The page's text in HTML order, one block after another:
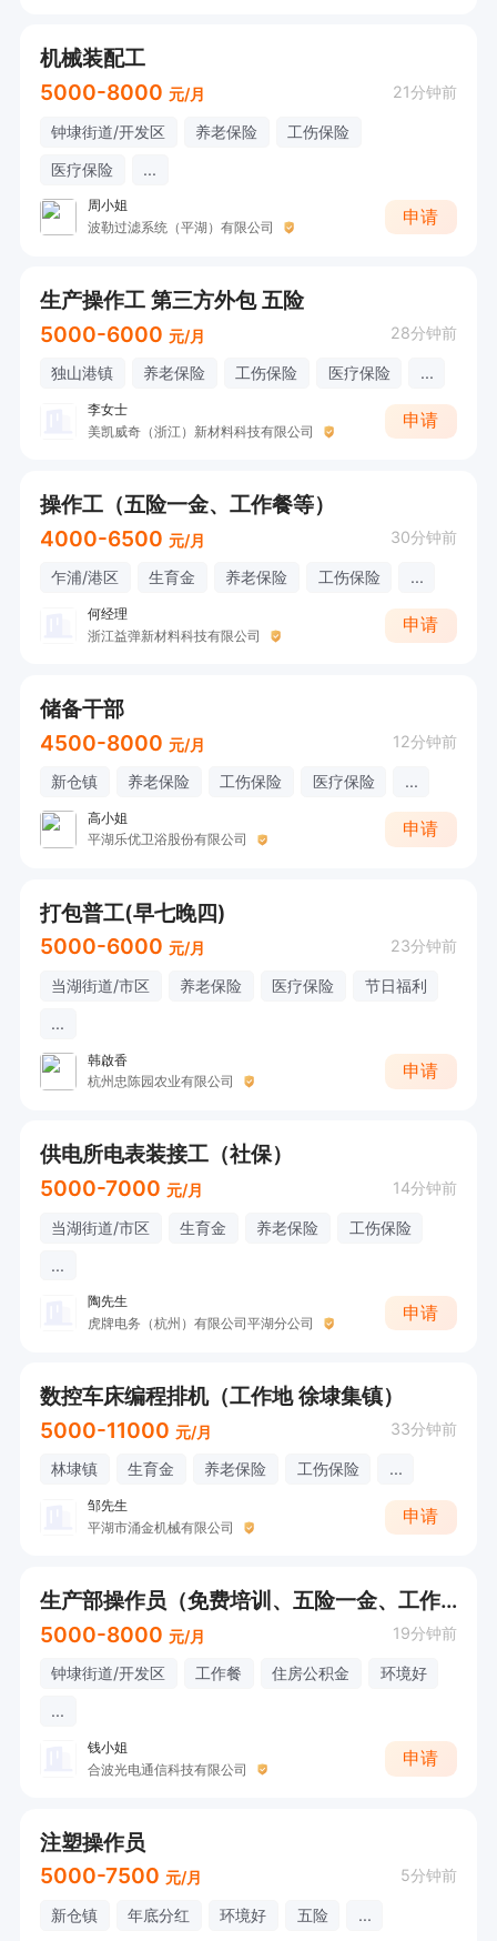
机械装配工
5000-8000 元/月 21分钟前
钟埭街道/开发区 养老保险
工伤保险
医疗保险
...
周小姐
波勒过滤系统（平湖）有限公司
申请
生产操作工 第三方外包 五险
5000-6000 元/月 28分钟前
独山港镇 养老保险 工伤保险 医疗保险 ...
李女士
美凯威奇（浙江）新材料科技有限公司
申请
操作工（五险一金、工作餐等）
4000-6500 元/月 30分钟前
乍浦/港区 生育金 养老保险 工伤保险 ...
何经理
浙江益弹新材料科技有限公司
申请
储备干部
4500-8000 元/月 12分钟前
新仓镇 养老保险 工伤保险 医疗保险 ...
高小姐
平湖乐优卫浴股份有限公司
申请
打包普工(早七晚四)
5000-6000 元/月 23分钟前
当湖街道/市区 养老保险 医疗保险
节日福利
...
韩啟香
杭州忠陈园农业有限公司
申请
供电所电表装接工（社保）
5000-7000 元/月 14分钟前
当湖街道/市区 生育金 养老保险
工伤保险
...
陶先生
虎牌电务（杭州）有限公司平湖分公司
申请
数控车床编程排机（工作地 徐埭集镇）
5000-11000 元/月 33分钟前
林埭镇 生育金 养老保险 工伤保险 ...
邹先生
平湖市涌金机械有限公司
申请
生产部操作员（免费培训、五险一金、工作餐等）
5000-8000 元/月 19分钟前
钟埭街道/开发区 工作餐 住房公积金
环境好
...
钱小姐
合波光电通信科技有限公司
申请
注塑操作员
5000-7500 元/月 5分钟前
新仓镇 年底分红 环境好 五险 ...